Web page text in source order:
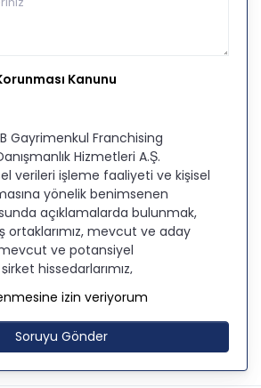
Kanunu
Gayrimenkul Franchising
Hizmetleri A.Ş.
verileri işleme faaliyeti ve kişisel
yönelik benimsenen
açıklamalarda bulunmak,
ortaklarımız, mevcut ve aday
mevcut ve potansiyel
hissedarlarımız,
şirketimiz tarafından işlenen
şeffaflığın sağlanması
İŞLENMESİ
izin veriyorum
Soruyu Gönder